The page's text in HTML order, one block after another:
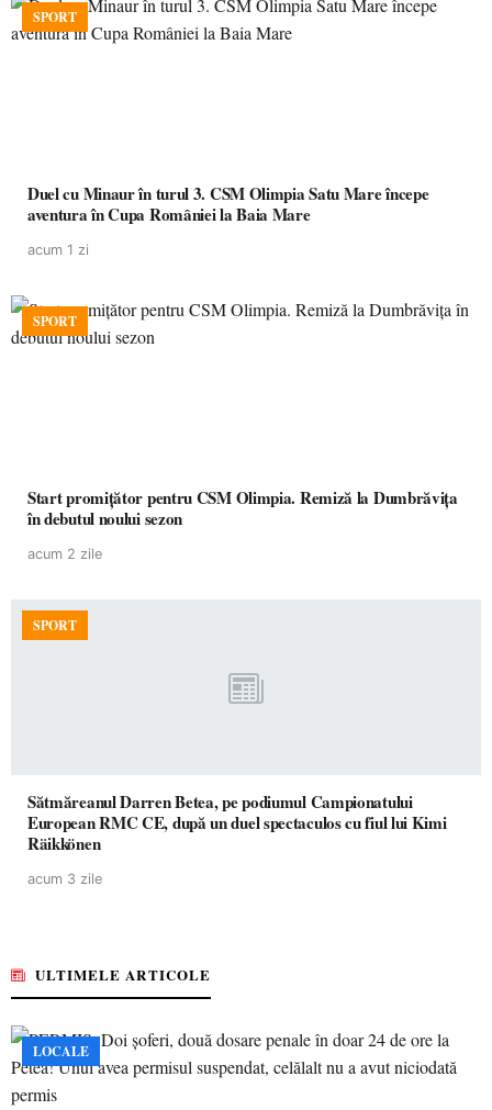
SPORT
Duel cu Minaur în turul 3. CSM Olimpia Satu Mare începe
aventura în Cupa României la Baia Mare
acum 1 zi
SPORT
Start promițător pentru CSM Olimpia. Remiză la Dumbrăvița
în debutul noului sezon
acum 2 zile
SPORT
Sătmăreanul Darren Betea, pe podiumul Campionatului
European RMC CE, după un duel spectaculos cu fiul lui Kimi
Räikkönen
acum 3 zile
ULTIMELE ARTICOLE
LOCALE